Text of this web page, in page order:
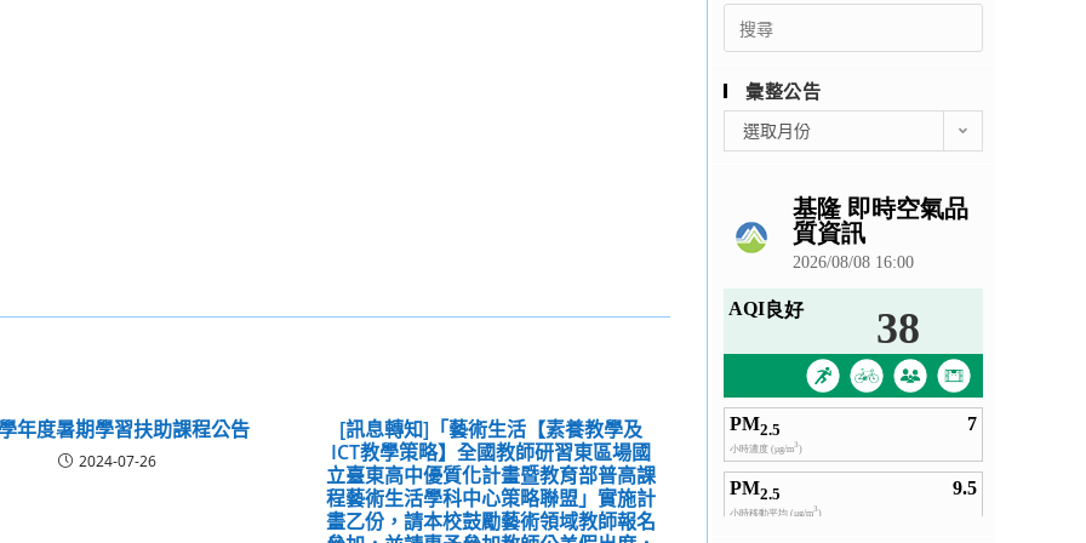
年度暑期學習扶助課程公告
2024-07-26
[訊息轉知]「藝術生活【素養教學及
ICT教學策略】全國教師研習東區場國
立臺東高中優質化計畫暨教育部普高課
程藝術生活學科中心策略聯盟」實施計
畫乙份，請本校鼓勵藝術領域教師報名
Search
for:
彙整公告
整
選取月份